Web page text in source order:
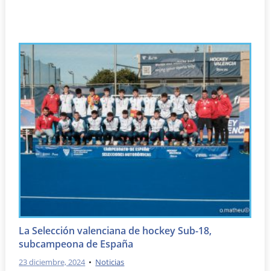
La Selección valenciana de hockey Sub-18,
subcampeona de España
23 diciembre, 2024 • Noticias